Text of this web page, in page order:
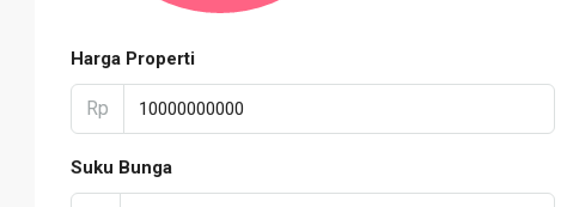
Harga Properti
Rp
Suku Bunga